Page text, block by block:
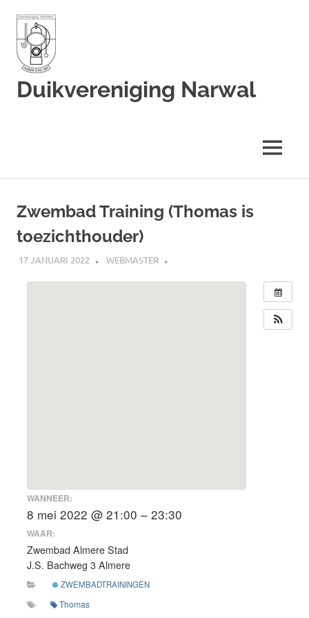
inhoud
Duikvereniging Narwal
MENU
Zwembad Training (Thomas is
toezichthouder)
17 JANUARI 2022 WEBMASTER
WANNEER:
8 mei 2022 @ 21:00 – 23:30
WAAR:
Zwembad Almere Stad
J.S. Bachweg 3 Almere
ZWEMBADTRAININGEN
Thomas